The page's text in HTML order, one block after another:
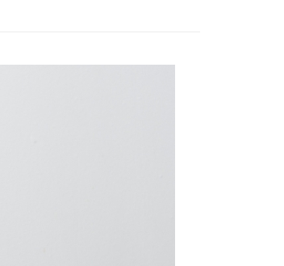
選擇「超商條碼／台灣大直營門市／銀行轉
」等通路繳費。
有限公司」（以下簡稱本公司）所提供，讓
買商品或服務，並由商店將買賣／分期付
依約使用本公司帳單繳交帳款。
分期」之契約關係目的，商店將以您的個人
提供予台灣大哥大進項蒐集、處理及利
帳單所需資料之確認、核對及更正。
下連結：
享後付」後，將跳轉至「AFTEE先享後
確認金額後，即可完成結帳。
繳費通知簡訊。
，點擊此簡訊中的連結，可透過四大超商
進行付款，方視為交易完成。
需立刻繳費，但若您需要取消訂單，請聯
意取消之訂單仍視為有效，需透過AFTEE
享後付 」之結帳頁面顯示為準，若有關於
退款等相關疑問，請聯繫「AFTEE先享後
support/home
司提供之「AFTEE先享後付」服務完成之
含以上)免運費
含以上)免運費
含以上)免運費